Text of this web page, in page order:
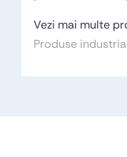
Vezi mai multe
Produse